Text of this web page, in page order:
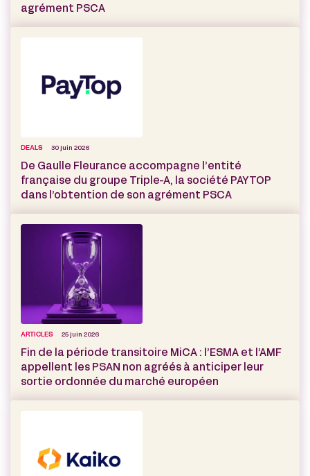
agrément PSCA
DEALS 30 juin 2026
De Gaulle Fleurance accompagne l’entité
française du groupe Triple-A, la société PAYTOP
dans l’obtention de son agrément PSCA
ARTICLES 25 juin 2026
Fin de la période transitoire MiCA : l’ESMA et l’AMF
appellent les PSAN non agréés à anticiper leur
sortie ordonnée du marché européen